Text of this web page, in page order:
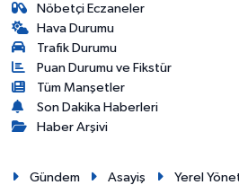
Nöbetçi Eczaneler
Hava Durumu
Trafik Durumu
Puan Durumu ve Fikstür
Tüm Manşetler
Son Dakika Haberleri
Haber Arşivi
Gündem Asayiş Yerel